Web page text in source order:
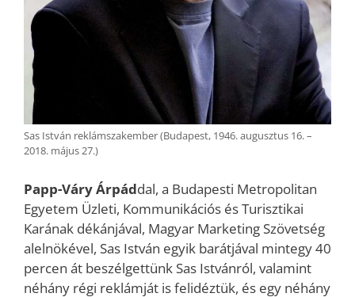
Sas István reklámszakember (Budapest, 1946. augusztus 16. –
2018. május 27.)
Papp-Váry Árpáddal, a Budapesti Metropolitan
Egyetem Üzleti, Kommunikációs és Turisztikai
Karának dékánjával, Magyar Marketing Szövetség
alelnökével, Sas István egyik barátjával mintegy 40
percen át beszélgettünk Sas Istvánról, valamint
néhány régi reklámját is felidéztük, és egy néhány